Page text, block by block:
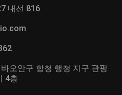
내선 816
오안구 항청 행청 지구 관펑
4층